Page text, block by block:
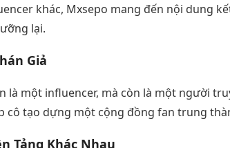
khác, Mxsepo mang đến nội dung
lại.
Giả
là một influencer, mà còn là một người
cô tạo dựng một cộng đồng fan trung
Tảng Khác Nhau